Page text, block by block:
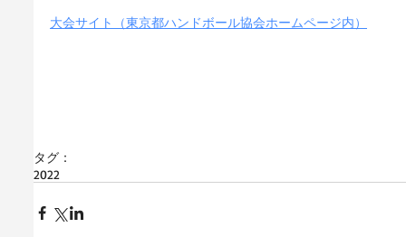
大会サイト（東京都ハンドボール協会ホームページ内）
タグ：
2022